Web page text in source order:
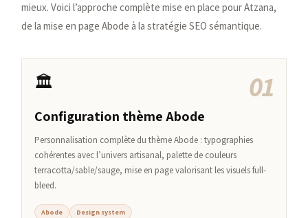
mieux. Voici l’approche complète mise en place pour Atzana,
de la mise en page Abode à la stratégie SEO sémantique.
🏛️ 01
Configuration thème Abode
Personnalisation complète du thème Abode : typographies
cohérentes avec l’univers artisanal, palette de couleurs
terracotta/sable/sauge, mise en page valorisant les visuels full-
bleed.
Abode Design system